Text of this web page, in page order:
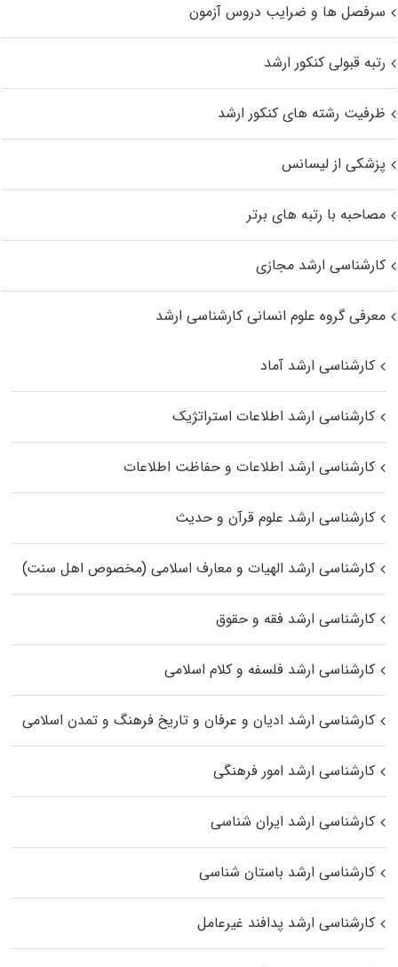
سرفصل ها و ضرایب دروس آزمون
رتبه قبولی کنکور ارشد
ظرفیت رشته های کنکور ارشد
پزشکی از لیسانس
مصاحبه با رتبه های برتر
کارشناسی ارشد مجازی
معرفی گروه علوم انسانی کارشناسی ارشد
کارشناسی ارشد آماد
کارشناسی ارشد اطلاعات استراتژیک
کارشناسی ارشد اطلاعات و حفاظت اطلاعات
کارشناسی ارشد علوم قرآن و حدیث
کارشناسی ارشد الهیات و معارف اسلامی (مخصوص اهل سنت)
کارشناسی ارشد فقه و حقوق
کارشناسی ارشد فلسفه و کلام اسلامی
کارشناسی ارشد ادیان و عرفان و تاریخ فرهنگ و تمدن اسلامی
کارشناسی ارشد امور فرهنگی
کارشناسی ارشد ایران شناسی
کارشناسی ارشد باستان شناسی
کارشناسی ارشد پدافند غیرعامل